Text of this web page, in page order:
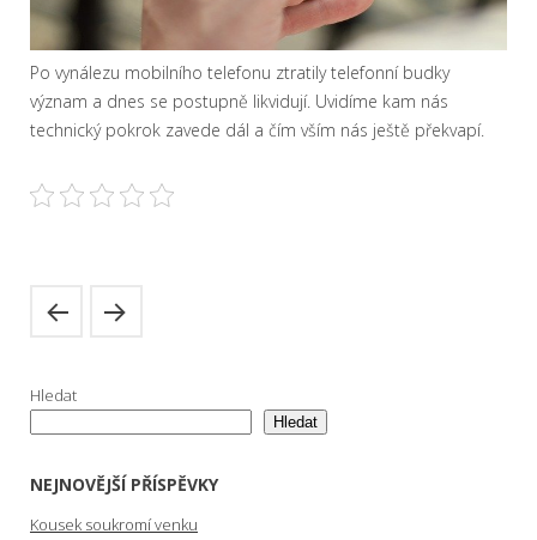
Po vynálezu mobilního telefonu ztratily telefonní budky
význam a dnes se postupně likvidují. Uvidíme kam nás
technický pokrok zavede dál a čím vším nás ještě překvapí.
Hledat
Hledat
NEJNOVĚJŠÍ PŘÍSPĚVKY
Kousek soukromí venku